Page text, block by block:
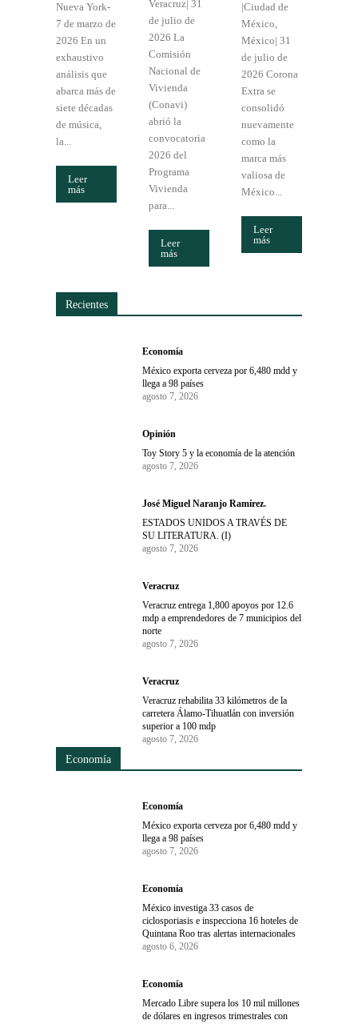
Nueva York-
7 de marzo de
2026 En un
exhaustivo
análisis que
abarca más de
siete décadas
de música,
la...
Leer
más
Veracruz| 31
de julio de
2026 La
Comisión
Nacional de
Vivienda
(Conavi)
abrió la
convocatoria
2026 del
Programa
Vivienda
para...
Leer
más
|Ciudad de
México,
México| 31
de julio de
2026 Corona
Extra se
consolidó
nuevamente
como la
marca más
valiosa de
México...
Leer
más
Recientes
Economía
México exporta cerveza por 6,480 mdd y
llega a 98 países
agosto 7, 2026
Opinión
Toy Story 5 y la economía de la atención
agosto 7, 2026
José Miguel Naranjo Ramírez.
ESTADOS UNIDOS A TRAVÉS DE
SU LITERATURA. (I)
agosto 7, 2026
Veracruz
Veracruz entrega 1,800 apoyos por 12.6
mdp a emprendedores de 7 municipios del
norte
agosto 7, 2026
Veracruz
Veracruz rehabilita 33 kilómetros de la
carretera Álamo-Tihuatlán con inversión
superior a 100 mdp
agosto 7, 2026
Economía
Economía
México exporta cerveza por 6,480 mdd y
llega a 98 países
agosto 7, 2026
Economía
México investiga 33 casos de
ciclosporiasis e inspecciona 16 hoteles de
Quintana Roo tras alertas internacionales
agosto 6, 2026
Economía
Mercado Libre supera los 10 mil millones
de dólares en ingresos trimestrales con